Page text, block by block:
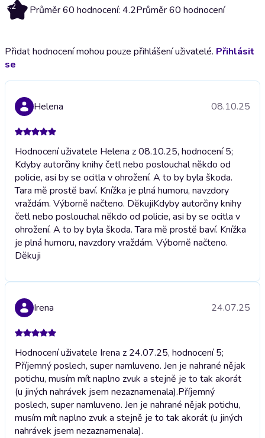
4.2 Průměr 60 hodnocení: 4.2Průměr 60 hodnocení
Přidat hodnocení mohou pouze přihlášení uživatelé. Přihlásit
se
Helena 08.10.25
Hodnocení uživatele Helena z 08.10.25, hodnocení 5;
Kdyby autorčiny knihy četl nebo poslouchal nĕkdo od
policie, asi by se ocitla v ohrožení. A to by byla škoda.
Tara mĕ prostĕ baví. Knížka je plná humoru, navzdory
vraždám. Výbornĕ načteno. DĕkujiKdyby autorčiny knihy
četl nebo poslouchal nĕkdo od policie, asi by se ocitla v
ohrožení. A to by byla škoda. Tara mĕ prostĕ baví. Knížka
je plná humoru, navzdory vraždám. Výbornĕ načteno.
Dĕkuji
Irena 24.07.25
Hodnocení uživatele Irena z 24.07.25, hodnocení 5;
Příjemný poslech, super namluveno. Jen je nahrané nějak
potichu, musím mít naplno zvuk a stejně je to tak akorát
(u jiných nahrávek jsem nezaznamenala).Příjemný
poslech, super namluveno. Jen je nahrané nějak potichu,
musím mít naplno zvuk a stejně je to tak akorát (u jiných
nahrávek jsem nezaznamenala).